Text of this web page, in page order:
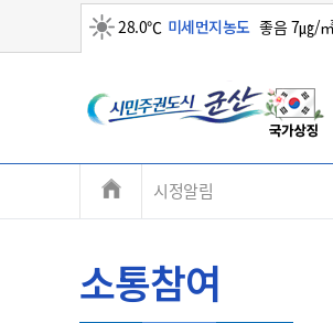
맑음
28.0℃ 미세먼지농도 좋음 7㎍/
시
민
주
권
도
체
민원안내
소통참여
생활복지
경제산업
정보공개
군산새만금
군산소개
전북소개
시정알림
소통참여